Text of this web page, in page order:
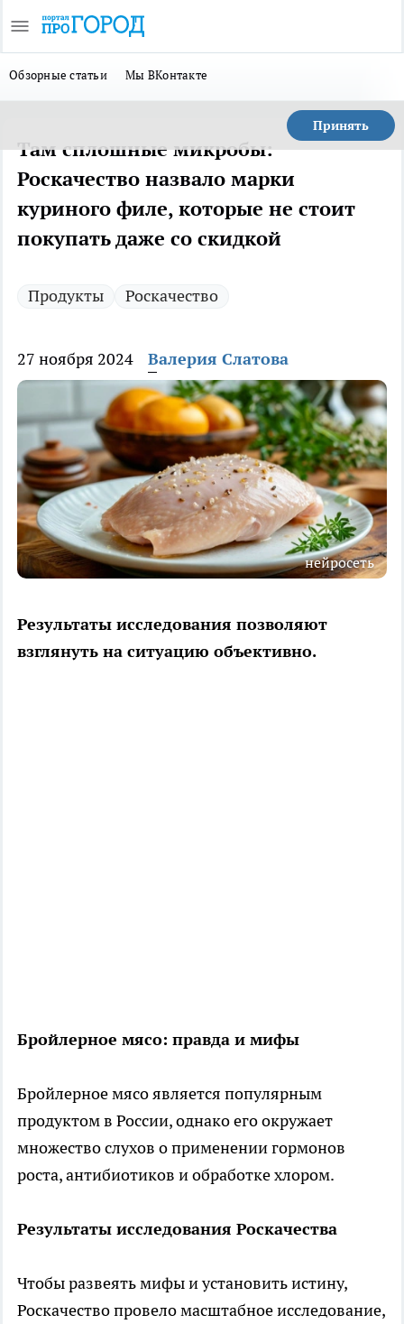
Обзорные статьи Мы ВКонтакте
Принять
Там сплошные микробы:
Роскачество назвало марки
куриного филе, которые не стоит
покупать даже со скидкой
Продукты Роскачество
27 ноября 2024 Валерия Слатова
нейросеть
Результаты исследования позволяют
взглянуть на ситуацию объективно.
Бройлерное мясо: правда и мифы
Бройлерное мясо является популярным
продуктом в России, однако его окружает
множество слухов о применении гормонов
роста, антибиотиков и обработке хлором.
Результаты исследования Роскачества
Чтобы развеять мифы и установить истину,
Роскачество провело масштабное исследование,